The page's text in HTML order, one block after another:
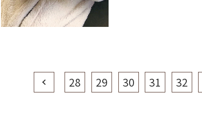
Prev 28 29 30 31 32